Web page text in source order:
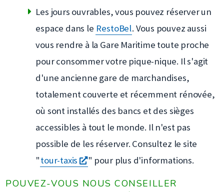
Les jours ouvrables, vous pouvez réserver un
espace dans le RestoBel. Vous pouvez aussi
vous rendre à la Gare Maritime toute proche
pour consommer votre pique-nique. Il s'agit
d'une ancienne gare de marchandises,
totalement couverte et récemment rénovée,
où sont installés des bancs et des sièges
accessibles à tout le monde. Il n'est pas
possible de les réserver. Consultez le site
"tour-taxis
s'ouvre
" pour plus d'informations.
POUVEZ-VOUS NOUS CONSEILLER